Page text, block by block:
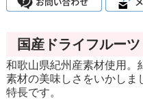
国産ドライフルーツ
和歌山県紀州産素材使用。
素材の美味しさをいかしま
特長です。